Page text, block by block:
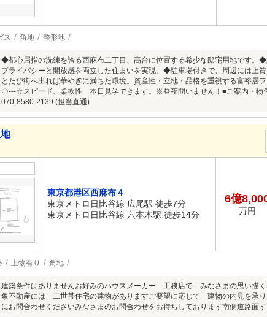
ス 角地 整形地
◆都心屈指の洗練を誇る西麻布二丁目、高台に位置する希少な邸宅用地です。
プライバシーと開放感を両立した住まいを実現。◆駐車場付きで、周辺には上
とたび街へ出れば華やぎに満ちた環境。資産性・立地・品格を重視する富裕
◇---☆スピード、柔軟性 本日見学できます。※昼夜問いません！■ご案内・物
070-8580-2139 (担当直通)
東京都港区西麻布４
東京メトロ日比谷線 広尾駅 徒歩7分
東京メトロ日比谷線 六本木駅 徒歩14分
6億
万円
上物有り 角地
建築条件はありませんお好みのハウスメーカー 工務店で みなさまの思い描
象不動産には 二世帯住宅の建物がありますご要望に応じて 建物の内見を承
にお問合わせくださいみなさまのお問合わせをお待ちしております南側道路面